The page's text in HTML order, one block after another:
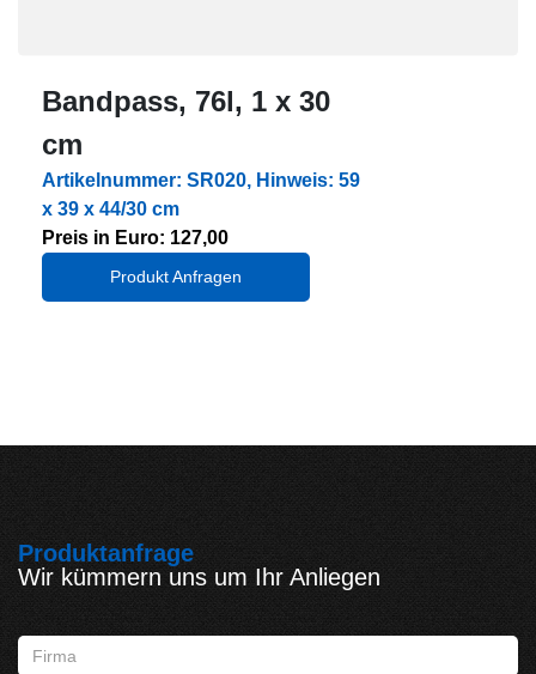
Bandpass, 76l, 1 x 30
cm
Artikelnummer: SR020, Hinweis: 59
x 39 x 44/30 cm
Preis in Euro: 127,00
Produkt Anfragen
Produktanfrage
Wir kümmern uns um Ihr Anliegen